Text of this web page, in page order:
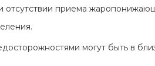
отсутствии приема
могут быть в